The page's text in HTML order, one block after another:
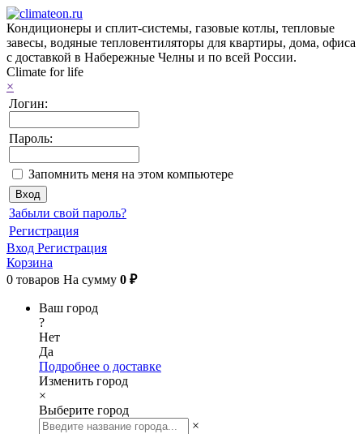
Кондиционеры и сплит-системы, газовые котлы, тепловые
завесы, водяные тепловентиляторы для квартиры, дома, офиса
с доставкой в Набережные Челны и по всей России.
Climate for life
×
Логин:
Пароль:
Запомнить меня на этом компьютере
Забыли свой пароль?
Регистрация
Вход Регистрация
Корзина
0 товаров На сумму 0 ₽
Ваш город
?
Нет
Да
Подробнее о доставке
Изменить город
×
Выберите город
×